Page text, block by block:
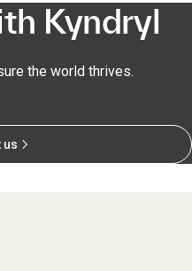
Kyndryl
the world thrives.
us